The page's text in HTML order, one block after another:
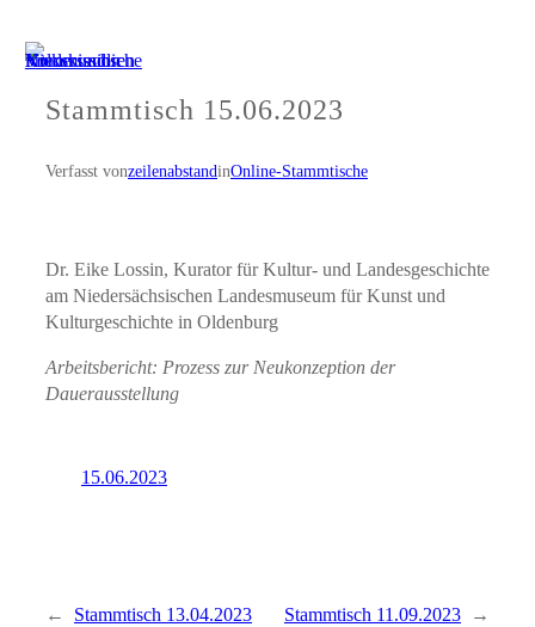
Zum
Inhalt
springenStammtisch 15.06.2023
Verfasst vonzeilenabstandinOnline-Stammtische
Dr. Eike Lossin, Kurator für Kultur- und Landesgeschichte
am Niedersächsischen Landesmuseum für Kunst und
Kulturgeschichte in Oldenburg
Arbeitsbericht: Prozess zur Neukonzeption der
Dauerausstellung
15.06.2023
← Stammtisch 13.04.2023 Stammtisch 11.09.2023 →